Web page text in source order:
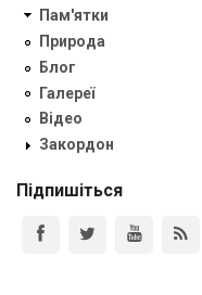
Пам'ятки
Природа
Блог
Галереї
Відео
Закордон
Підпишіться